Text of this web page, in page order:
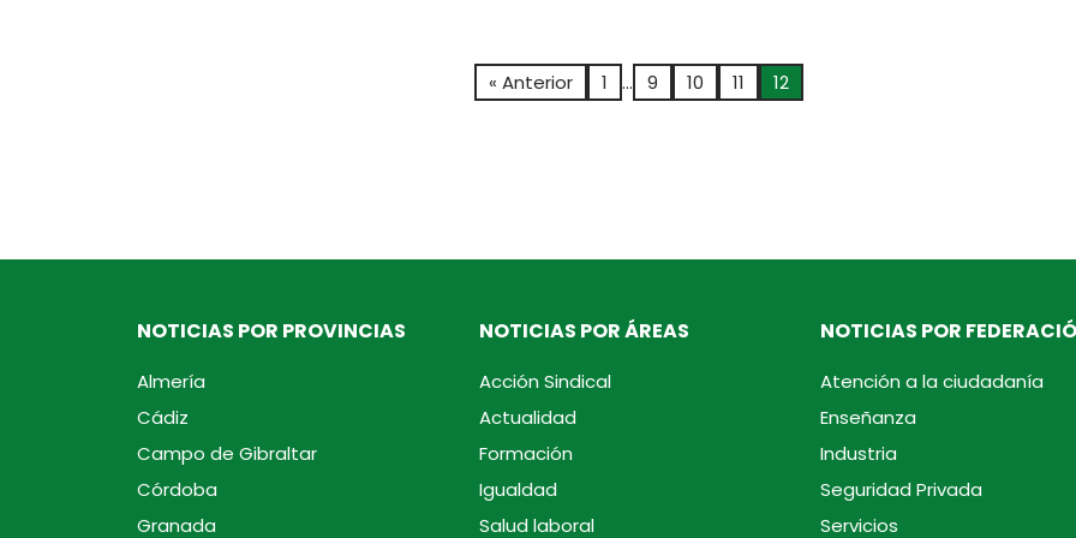
« Anterior 1 … 9 10 11 12
NOTICIAS POR PROVINCIAS
Almería
Cádiz
Campo de Gibraltar
Córdoba
Granada
NOTICIAS POR ÁREAS
Acción Sindical
Actualidad
Formación
Igualdad
Salud laboral
NOTICIAS POR
Atención a la ciudadanía
Enseñanza
Industria
Seguridad Privada
Servicios